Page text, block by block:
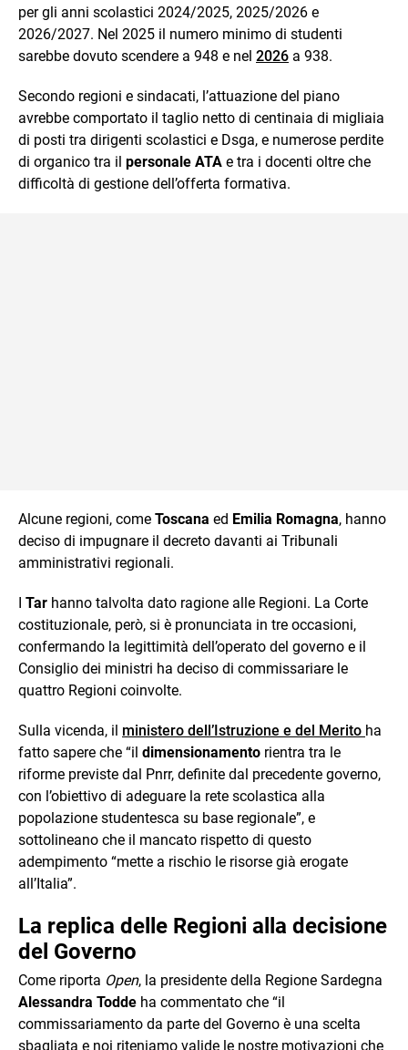
per gli anni scolastici 2024/2025, 2025/2026 e
2026/2027. Nel 2025 il numero minimo di studenti
sarebbe dovuto scendere a 948 e nel 2026 a 938.
Secondo regioni e sindacati, l’attuazione del piano
avrebbe comportato il taglio netto di centinaia di migliaia
di posti tra dirigenti scolastici e Dsga, e numerose perdite
di organico tra il personale ATA e tra i docenti oltre che
difficoltà di gestione dell’offerta formativa.
Alcune regioni, come Toscana ed Emilia Romagna, hanno
deciso di impugnare il decreto davanti ai Tribunali
amministrativi regionali.
I Tar hanno talvolta dato ragione alle Regioni. La Corte
costituzionale, però, si è pronunciata in tre occasioni,
confermando la legittimità dell’operato del governo e il
Consiglio dei ministri ha deciso di commissariare le
quattro Regioni coinvolte.
Sulla vicenda, il ministero dell’Istruzione e del Merito ha
fatto sapere che “il dimensionamento rientra tra le
riforme previste dal Pnrr, definite dal precedente governo,
con l’obiettivo di adeguare la rete scolastica alla
popolazione studentesca su base regionale”, e
sottolineano che il mancato rispetto di questo
adempimento “mette a rischio le risorse già erogate
all’Italia”.
La replica delle Regioni alla decisione
del Governo
Come riporta Open, la presidente della Regione Sardegna
Alessandra Todde ha commentato che “il
commissariamento da parte del Governo è una scelta
sbagliata e noi riteniamo valide le nostre motivazioni che